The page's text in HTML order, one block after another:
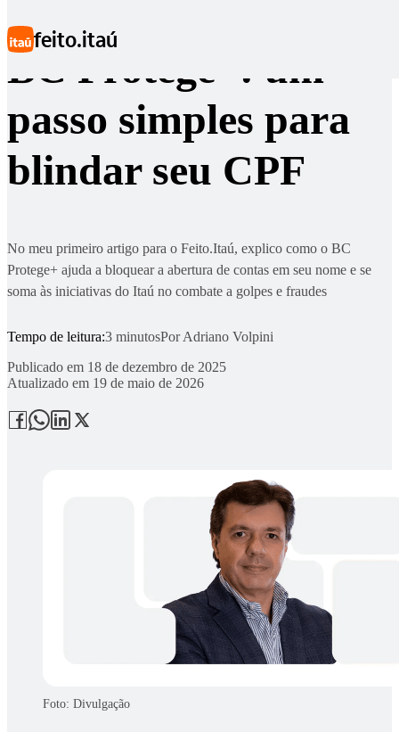
feito.itaú
BC Protege+: um
passo simples para
blindar seu CPF
No meu primeiro artigo para o Feito.Itaú, explico como o BC
Protege+ ajuda a bloquear a abertura de contas em seu nome e se
soma às iniciativas do Itaú no combate a golpes e fraudes
Tempo de leitura:3 minutosPorAdriano Volpini
Publicado em 18 de dezembro de 2025
Atualizado em 19 de maio de 2026
Foto: Divulgação